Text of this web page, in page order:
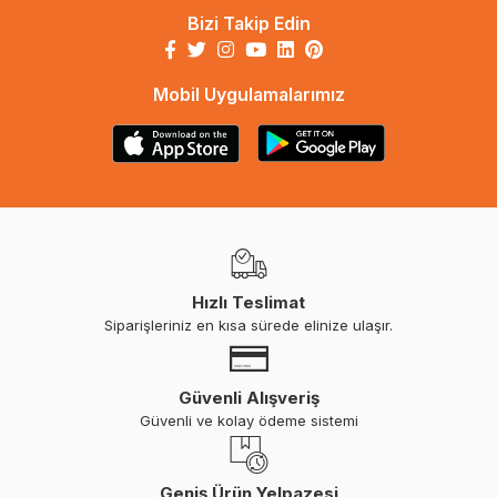
Bizi Takip Edin
Mobil Uygulamalarımız
Hızlı Teslimat
Siparişleriniz en kısa sürede elinize ulaşır.
Güvenli Alışveriş
Güvenli ve kolay ödeme sistemi
Geniş Ürün Yelpazesi